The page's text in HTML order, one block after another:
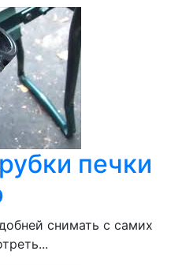
печки
снимать с самих